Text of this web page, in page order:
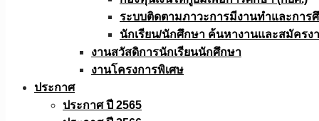
ระบบติดตามภาวะการมีงานทำและการ
นักเรียน/นักศึกษา ค้นหางานและสมัครง
งานสวัสดิการนักเรียนนักศึกษา
งานโครงการพิเศษ
ประกาศ
ประกาศ ปี 2565